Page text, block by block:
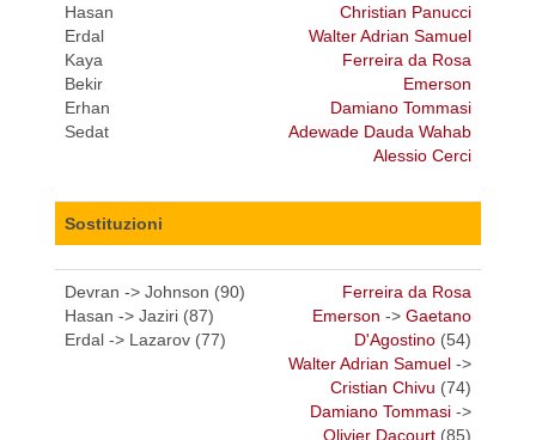
Hasan
Erdal
Kaya
Bekir
Erhan
Sedat
Christian Panucci
Walter Adrian Samuel
Ferreira da Rosa
Emerson
Damiano Tommasi
Adewade Dauda Wahab
Alessio Cerci
Sostituzioni
Devran -> Johnson (90)
Hasan -> Jaziri (87)
Erdal -> Lazarov (77)
Ferreira da Rosa
Emerson -> Gaetano
D'Agostino (54)
Walter Adrian Samuel ->
Cristian Chivu (74)
Damiano Tommasi ->
Olivier Dacourt (85)